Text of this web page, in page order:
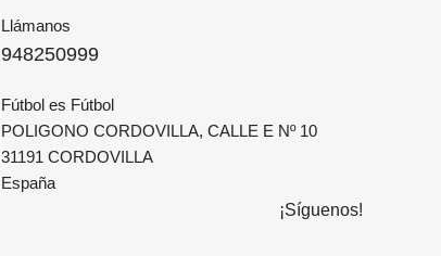
Llámanos
948250999
Fútbol es Fútbol
POLIGONO CORDOVILLA, CALLE E Nº 10
31191 CORDOVILLA
España
¡Síguenos!